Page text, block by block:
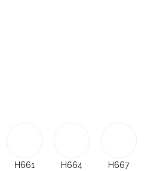
H661 H664 H667